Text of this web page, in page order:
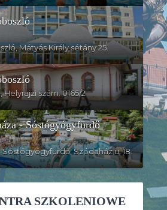
Mátyás Király sétány 25.
Helyrajzi szám: 0165/2
- Sóstógyógyfürdő
Sóstógyógyfürdő, Szódaház u. 18.
SZKOLENIOWE